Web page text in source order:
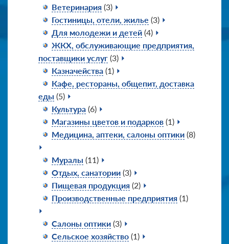
Ветеринария (3)
Гостиницы, отели, жилье (3)
Для молодежи и детей (4)
ЖКХ, обслуживающие предприятия,
поставщики услуг (3)
Казначейства (1)
Кафе, рестораны, общепит, доставка
еды (5)
Культура (6)
Магазины цветов и подарков (1)
Медицина, аптеки, салоны оптики (8)
Муралы (11)
Отдых, санатории (3)
Пищевая продукция (2)
Производственные предприятия (1)
Салоны оптики (3)
Сельское хозяйство (1)